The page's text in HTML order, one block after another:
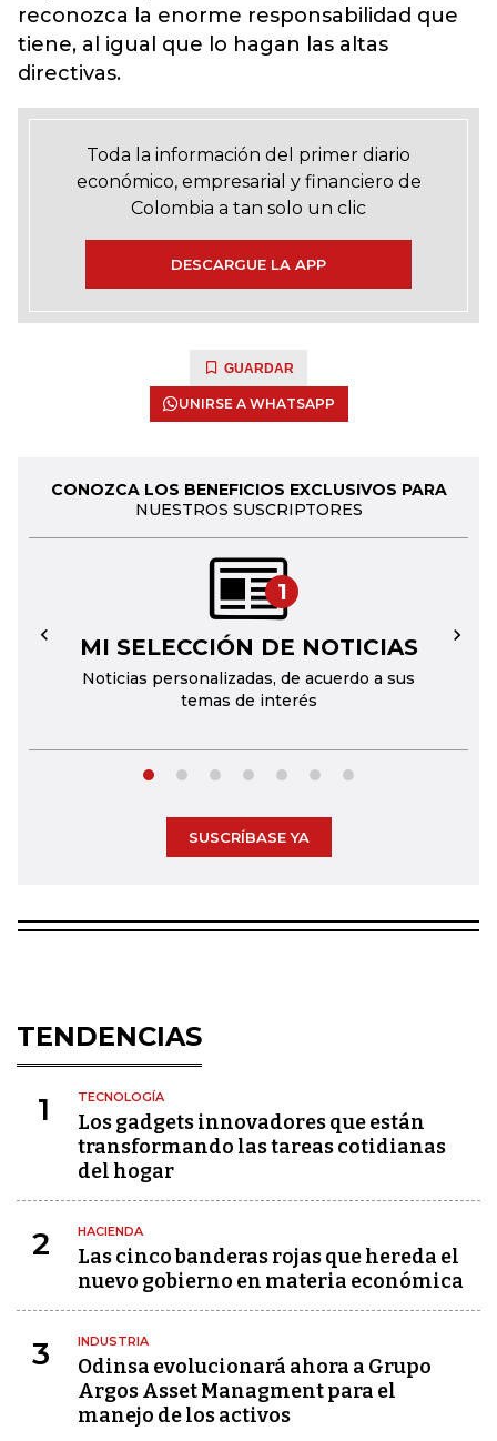
reconozca la enorme responsabilidad que
tiene, al igual que lo hagan las altas
directivas.
Toda la información del primer diario
económico, empresarial y financiero de
Colombia a tan solo un clic
DESCARGUE LA APP
GUARDAR
UNIRSE A WHATSAPP
CONOZCA LOS BENEFICIOS EXCLUSIVOS PARA
NUESTROS SUSCRIPTORES
1
MI SELECCIÓN DE NOTICIAS
Noticias personalizadas, de acuerdo a sus
temas de interés
← →
SUSCRÍBASE YA
TENDENCIAS
1 TECNOLOGÍA
Los gadgets innovadores que están
transformando las tareas cotidianas
del hogar
2 HACIENDA
Las cinco banderas rojas que hereda el
nuevo gobierno en materia económica
3 INDUSTRIA
Odinsa evolucionará ahora a Grupo
Argos Asset Managment para el
manejo de los activos